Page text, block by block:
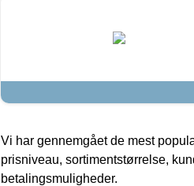
Vi har gennemgået de mest
prisniveau, sortimentstørrelse,
betalingsmuligheder.